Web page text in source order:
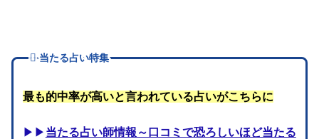
当たる占い特集
最も的中率が高いと言われている占いがこちらに
▶▶ 当たる占い師情報～口コミで恐ろしいほど当たる